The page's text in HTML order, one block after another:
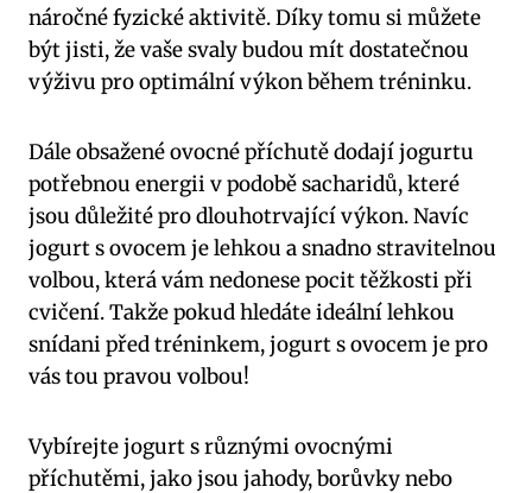
náročné fyzické aktivitě. Díky tomu si můžete
být jisti, že vaše svaly budou mít dostatečnou
výživu pro optimální výkon během tréninku.
Dále obsažené ovocné příchutě dodají jogurtu
potřebnou energii v podobě sacharidů, které
jsou důležité pro dlouhotrvající výkon. Navíc
jogurt s ovocem je lehkou a snadno stravitelnou
volbou, která vám nedonese pocit těžkosti při
cvičení. Takže pokud hledáte ideální lehkou
snídani před tréninkem, jogurt s ovocem je pro
vás tou pravou volbou!
Vybírejte jogurt s různými ovocnými
příchutěmi, jako jsou jahody, borůvky nebo